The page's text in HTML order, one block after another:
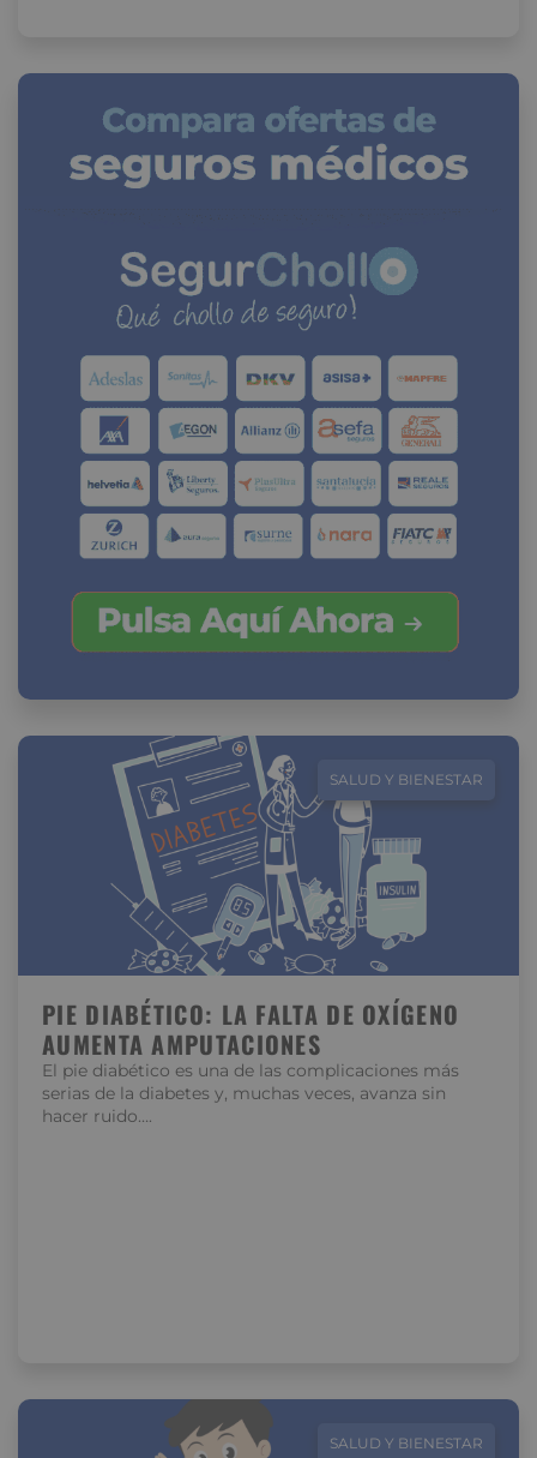
SALUD Y BIENESTAR
PIE DIABÉTICO: LA FALTA DE OXÍGENO
AUMENTA AMPUTACIONES
El pie diabético es una de las complicaciones más
serias de la diabetes y, muchas veces, avanza sin
hacer ruido….
SALUD Y BIENESTAR